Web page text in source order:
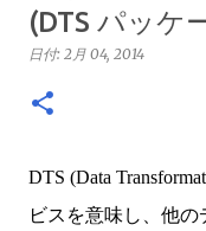
(DTS パッケ
日付: 2月 04, 2014
DTS (Data
ビスを意味し、他